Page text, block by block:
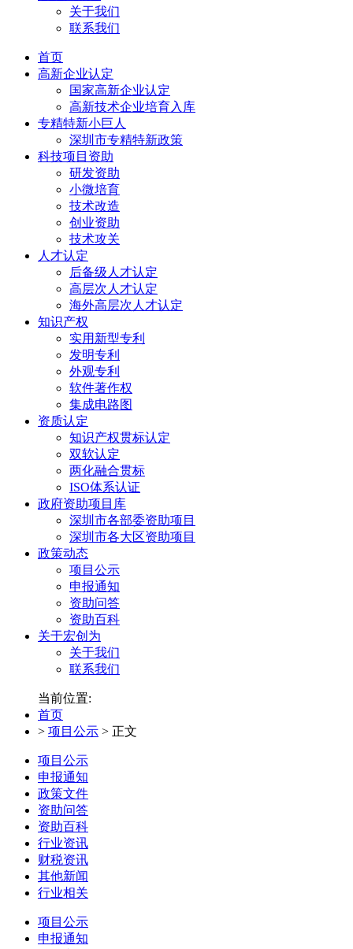
关于我们
联系我们
首页
高新企业认定
国家高新企业认定
高新技术企业培育入库
专精特新小巨人
深圳市专精特新政策
科技项目资助
研发资助
小微培育
技术改造
创业资助
技术攻关
人才认定
后备级人才认定
高层次人才认定
海外高层次人才认定
知识产权
实用新型专利
发明专利
外观专利
软件著作权
集成电路图
资质认定
知识产权贯标认定
双软认定
两化融合贯标
ISO体系认证
政府资助项目库
深圳市各部委资助项目
深圳市各大区资助项目
政策动态
项目公示
申报通知
资助问答
资助百科
关于宏创为
关于我们
联系我们
当前位置:
首页
> 项目公示 > 正文
项目公示
申报通知
政策文件
资助问答
资助百科
行业资讯
财税资讯
其他新闻
行业相关
项目公示
申报通知